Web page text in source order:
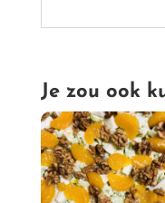
Je zou ook